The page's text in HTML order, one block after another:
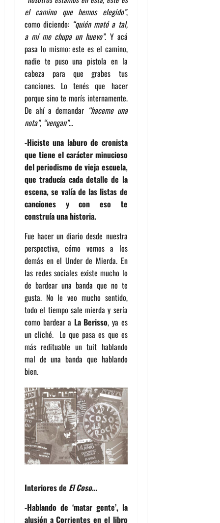
el camino que hemos elegido”,
como diciendo: “quién mató a tal,
a mí me chupa un huevo”. Y acá
pasa lo mismo: este es el camino,
nadie te puso una pistola en la
cabeza para que grabes tus
canciones. Lo tenés que hacer
porque sino te morís internamente.
De ahí a demandar “haceme una
nota”, “vengan”…
-Hiciste una laburo de cronista
que tiene el carácter minucioso
del periodismo de vieja escuela,
que traducía cada detalle de la
escena, se valía de las listas de
canciones y con eso te
construía una historia.
Fue hacer un diario desde nuestra
perspectiva, cómo vemos a los
demás en el Under de Mierda. En
las redes sociales existe mucho lo
de bardear una banda que no te
gusta. No le veo mucho sentido,
todo el tiempo sale mierda y sería
como bardear a La Berisso, ya es
un cliché. Lo que pasa es que es
más redituable un tuit hablando
mal de una banda que hablando
bien.
Interiores de El Coso…
-Hablando de ‘matar gente’, la
alusión a Corrientes en el libro